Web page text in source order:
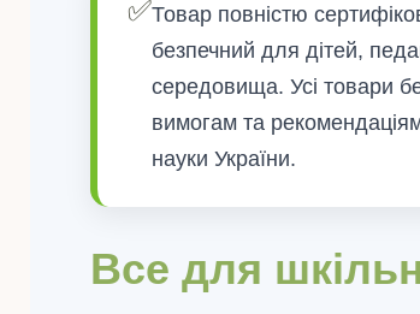
✅Товар повністю
безпечний для дітей,
середовища. Усі товари
вимогам та рекомендаціям
науки України.
Все для